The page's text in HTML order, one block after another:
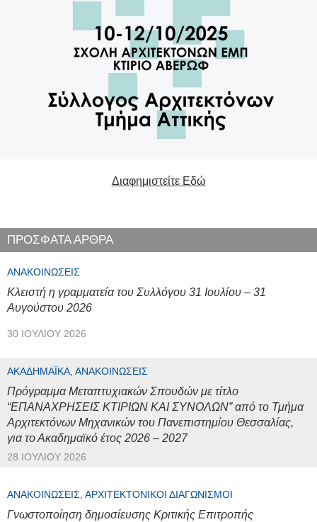
Διαφημιστείτε Εδώ
ΠΡΟΣΦΑΤΑ ΑΡΘΡΑ
ΑΝΑΚΟΙΝΏΣΕΙΣ
Κλειστή η γραμματεία του Συλλόγου 31 Ιουλίου – 31
Αυγούστου 2026
30 ΙΟΥΛΊΟΥ 2026
ΑΚΑΔΗΜΑΪΚΆ, ΑΝΑΚΟΙΝΏΣΕΙΣ
Πρόγραμμα Μεταπτυχιακών Σπουδών με τίτλο
“ΕΠΑΝΑΧΡΗΣΕΙΣ ΚΤΙΡΙΩΝ ΚΑΙ ΣΥΝΟΛΩΝ” από το Τμήμα
Αρχιτεκτόνων Μηχανικών του Πανεπιστημίου Θεσσαλίας,
για το Ακαδημαϊκό έτος 2026 – 2027
28 ΙΟΥΛΊΟΥ 2026
ΑΝΑΚΟΙΝΏΣΕΙΣ, ΑΡΧΙΤΕΚΤΟΝΙΚΟΊ ΔΙΑΓΩΝΙΣΜΟΊ
Γνωστοποίηση δημοσίευσης Κριτικής Επιτροπής